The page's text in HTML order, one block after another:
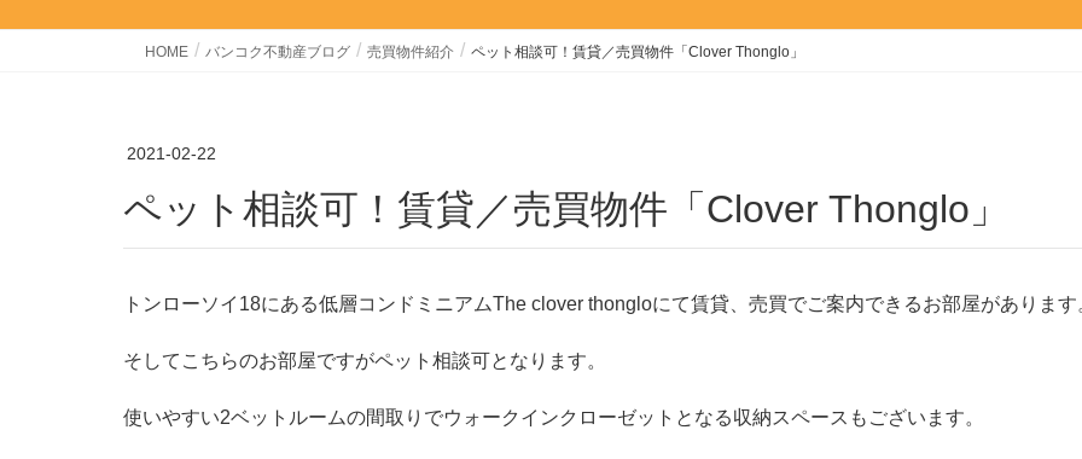
HOME バンコク不動産ブログ 売買物件紹介 ペット相談可！賃貸／売買物件「Clover Thonglo」
2021-02-22
ペット相談可！賃貸／売買物件「Clover Thonglo」
トンローソイ18にある低層コンドミニアムThe clover thongloにて賃貸、売買でご案内できるお部屋があります
そしてこちらのお部屋ですがペット相談可となります。
使いやすい2ベットルームの間取りでウォークインクローゼットとなる収納スペースもございます。